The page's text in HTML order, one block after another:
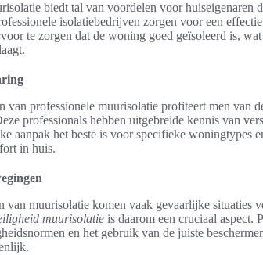
biedt tal van voordelen voor
isolatiebedrijven zorgen voor een
te zorgen dat de woning goed geïsoleerd is,
van professionele muurisolatie profiteert men van
professionals hebben uitgebreide kennis van
aanpak het beste is voor specifieke woningtypes
in huis.
van muurisolatie komen vaak gevaarlijke situaties
muurisolatie is daarom een cruciaal aspect.
en het gebruik van de juiste